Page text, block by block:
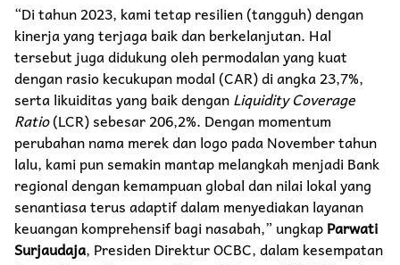
“Di tahun 2023, kami tetap resilien (tangguh) dengan
kinerja yang terjaga baik dan berkelanjutan. Hal
tersebut juga didukung oleh permodalan yang kuat
dengan rasio kecukupan modal (CAR) di angka 23,7%,
serta likuiditas yang baik denganLiquidity Coverage
Ratio(LCR) sebesar 206,2%. Dengan momentum
perubahan nama merek dan logo pada November tahun
lalu, kami pun semakin mantap melangkah menjadi Bank
regional dengan kemampuan global dan nilai lokal yang
senantiasa terus adaptif dalam menyediakan layanan
keuangan komprehensif bagi nasabah,” ungkapParwati
Surjaudaja, Presiden Direktur OCBC, dalam kesempatan